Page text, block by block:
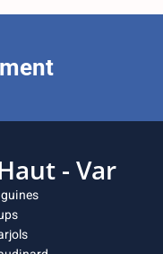
- Var